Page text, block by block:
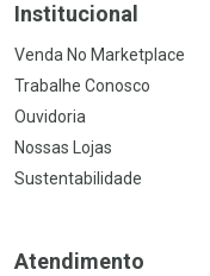
Institucional
Venda No Marketplace
Trabalhe Conosco
Ouvidoria
Nossas Lojas
Sustentabilidade
Atendimento